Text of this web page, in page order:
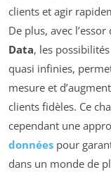
clients et agir
De plus, avec l’essor
Data, les
quasi infinies,
mesure et
clients fidèles. Ce
cependant une
données pour
dans un monde de